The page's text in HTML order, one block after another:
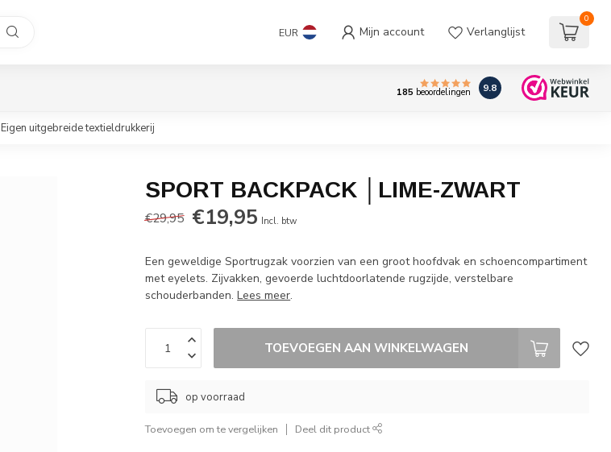
EUR Mijn account Verlanglijst
0
185 beoordelingen 9.8
Eigen uitgebreide textieldrukkerij
SPORT BACKPACK │LIME-ZWART
€29,95 €19,95 Incl. btw
Een geweldige Sportrugzak voorzien van een groot hoofdvak en schoencompartiment
met eyelets. Zijvakken, gevoerde luchtdoorlatende rugzijde, verstelbare
schouderbanden.Lees meer.
TOEVOEGEN AAN WINKELWAGEN
op voorraad
Toevoegen om te vergelijken Deel dit product